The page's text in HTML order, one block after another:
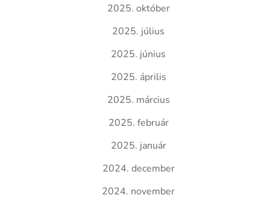
2025. október
2025. július
2025. június
2025. április
2025. március
2025. február
2025. január
2024. december
2024. november